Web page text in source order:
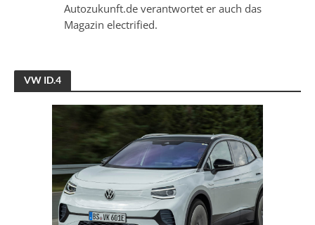
Autozukunft.de verantwortet er auch das
Magazin electrified.
VW ID.4